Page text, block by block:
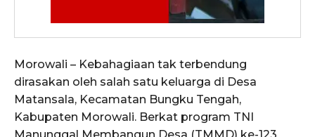
Morowali – Kebahagiaan tak terbendung
dirasakan oleh salah satu keluarga di Desa
Matansala, Kecamatan Bungku Tengah,
Kabupaten Morowali. Berkat program TNI